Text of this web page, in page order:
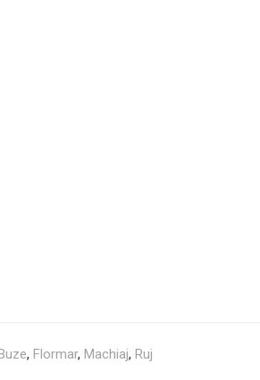
, Flormar, Machiaj, Ruj